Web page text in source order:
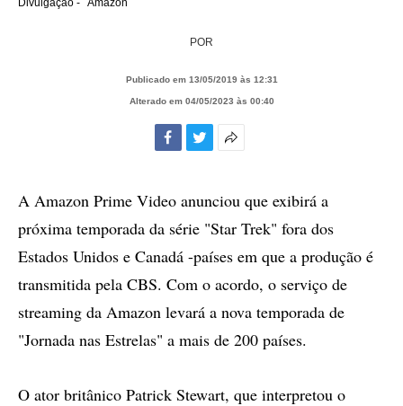
POR
Publicado em 13/05/2019 às 12:31
Alterado em 04/05/2023 às 00:40
compartilhamento
A Amazon Prime Video anunciou que exibirá a
próxima temporada da série "Star Trek" fora dos
Estados Unidos e Canadá -países em que a produção é
transmitida pela CBS. Com o acordo, o serviço de
streaming da Amazon levará a nova temporada de
"Jornada nas Estrelas" a mais de 200 países.
O ator britânico Patrick Stewart, que interpretou o